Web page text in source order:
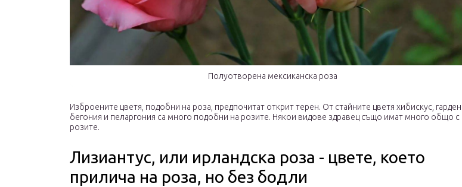
Полуотворена мексиканска роза
Изброените цветя, подобни на роза, предпочитат открит терен. От стайните цветя хибискус,
бегония и пеларгония са много подобни на розите. Някои видове здравец също имат много общо с
розите.
Лизиантус, или ирландска роза - цвете, което
прилича на роза, но без бодли